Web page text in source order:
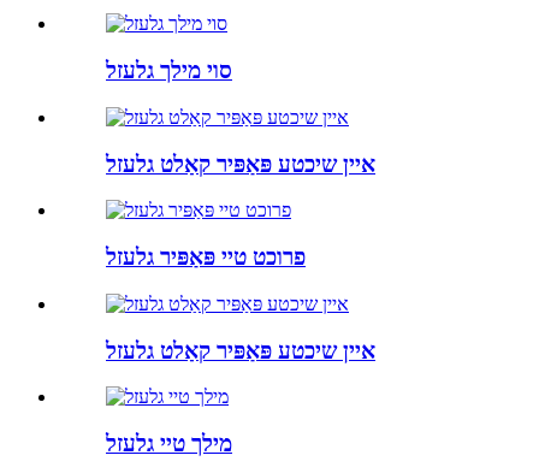
סוי מילך גלעזל
איין שיכטע פּאַפּיר קאַלט גלעזל
פרוכט טיי פּאַפּיר גלעזל
איין שיכטע פּאַפּיר קאַלט גלעזל
מילך טיי גלעזל